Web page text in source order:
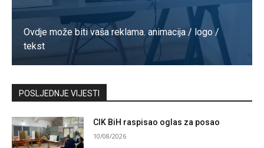
Ovdje može biti vaša reklama. animacija / logo /
tekst
Kontaktirajte nas
POSLJEDNJE VIJESTI
CIK BiH raspisao oglas za posao
10/08/2026